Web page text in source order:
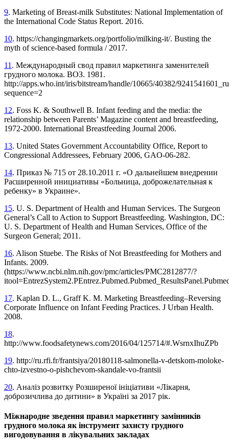
9. Marketing of Breast-milk Substitutes: National Implementation of
the International Code Status Report. 2016.
10. https://changingmarkets.org/portfolio/milking-it/. Busting the
myth of science-based formula / 2017.
11 . Международный свод правил маркетинга заменителей
грудного молока. ВОЗ. 1981.
http://apps.who.int/iris/bitstream/handle/10665/40382/
sequence=2
12. Foss K. & Southwell B. Infant feeding and the media: the
relationship between Parents’ Magazine content and breastfeeding,
1972-2000. International Breastfeeding Journal 2006.
13. United States Government Accountability Office, Report to
Congressional Addressees, February 2006, GAO-06-282.
14. Приказ № 715 от 28.10.2011 г. «О дальнейшем внедрении
Расширенной инициативы «Больница, доброжелательная к
ребенку» в Украине».
15. U. S. Department of Health and Human Services. The Surgeon
General’s Call to Action to Support Breastfeeding. Washington, DC:
U. S. Department of Health and Human Services, Office of the
Surgeon General; 2011.
16. Alison Stuebe. The Risks of Not Breastfeeding for Mothers and
Infants. 2009.
(https://www.ncbi.nlm.nih.gov/pmc/articles/PMC2812877/?
17. Kaplan D. L., Graff K. M. Marketing Breastfeeding–Reversing
Corporate Influence on Infant Feeding Practices. J Urban Health.
2008.
18.
http://www.foodsafetynews.com/2016/04/125714/#.WsrnxIhuZPb
19. http://ru.rfi.fr/frantsiya/20180118-salmonella-v-detskom-moloke-
chto-izvestno-o-pishchevom-skandale-vo-frantsii
20. Аналіз розвитку Розширеної ініціативи «Лікарня,
доброзичлива до дитини» в Україні за 2017 рік.
Міжнародне зведення правил маркетингу замінників
грудного молока як інструмент захисту грудного
вигодовування в лікувальних закладах